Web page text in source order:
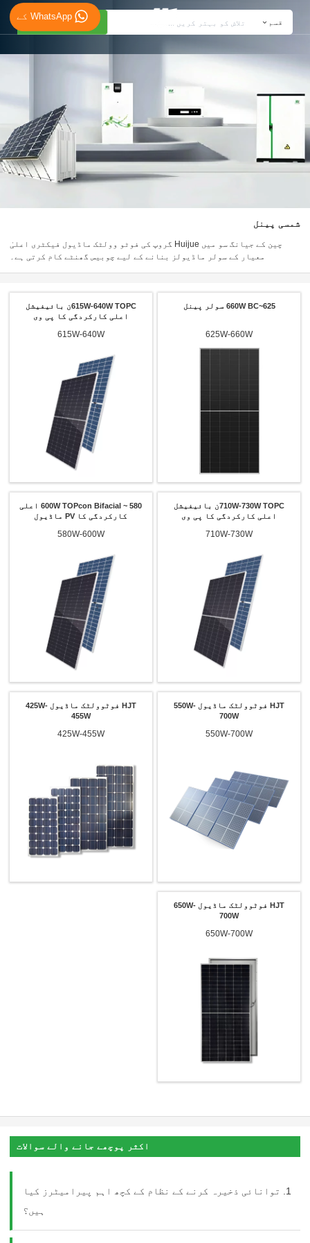
WhatsApp کے
قسم تلاش کریں
شمسی پینل
چین کے جیانگ سو میں Huijue گروپ کی فوٹو وولٹک ماڈیول فیکٹری اعلیٰ
معیار کے سولر ماڈیولز بنانے کے لیے چوبیس گھنٹے کام کرتی ہے۔
625~660W BC سولر پینل
625W-660W
615W-640W TOPCن بائیفیشل
اعلی کارکردگی کا پی وی
615W-640W
710W-730W TOPCن بائیفیشل
اعلی کارکردگی کا پی وی
710W-730W
580 ~ 600W TOPcon Bifacial اعلی
کارکردگی کا PV ماڈیول
580W-600W
HJT فوٹوولٹک ماڈیول 550W-
700W
550W-700W
HJT فوٹوولٹک ماڈیول 425W-
455W
425W-455W
HJT فوٹوولٹک ماڈیول 650W-
700W
650W-700W
اکثر پوچھے جانے والے سوالات
1. توانائی ذخیرہ کرنے کے نظام کے کچھ اہم پیرامیٹرز کیا
ہیں؟